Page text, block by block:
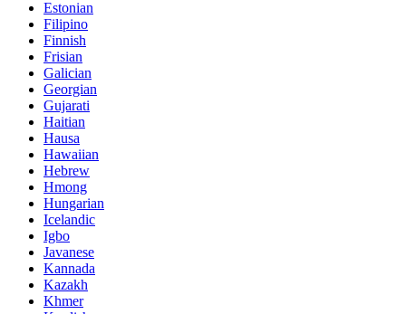
Estonian
Filipino
Finnish
Frisian
Galician
Georgian
Gujarati
Haitian
Hausa
Hawaiian
Hebrew
Hmong
Hungarian
Icelandic
Igbo
Javanese
Kannada
Kazakh
Khmer